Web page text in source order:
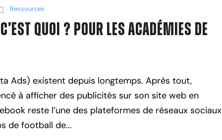
Ressources
Quoi ? Pour les Académies de
Ads) existent depuis longtemps. Après tout,
à afficher des publicités sur son site web en
reste l’une des plateformes de réseaux sociaux
de football de...